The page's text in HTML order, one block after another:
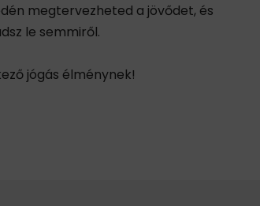
megtervezheted a jövődet, és
le semmiről.
jógás élménynek!